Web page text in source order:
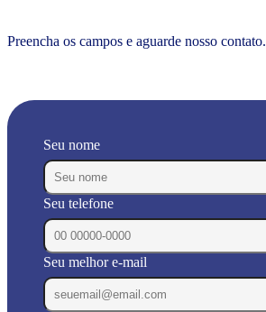
Preencha os campos e aguarde nosso contato.
Seu nome
Seu telefone
Seu melhor e-mail